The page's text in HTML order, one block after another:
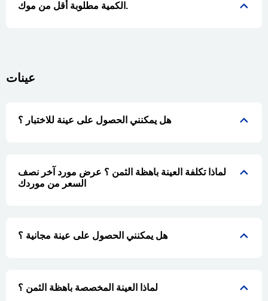
الكمية مطلوبة أقل من موك.
عينات
هل يمكنني الحصول على عينة للاختبار ؟
لماذا تكلفة العينة باهظة الثمن ؟ عرض مورد آخر نصف
السعر من موردك
هل يمكنني الحصول على عينة مجانية ؟
لماذا العينة المخصصة باهظة الثمن ؟